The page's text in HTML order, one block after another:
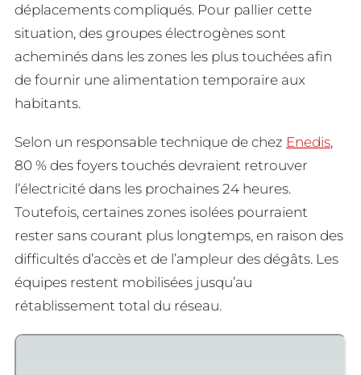
déplacements compliqués. Pour pallier cette
situation, des groupes électrogènes sont
acheminés dans les zones les plus touchées afin
de fournir une alimentation temporaire aux
habitants.
Selon un responsable technique de chez Enedis,
80 % des foyers touchés devraient retrouver
l’électricité dans les prochaines 24 heures.
Toutefois, certaines zones isolées pourraient
rester sans courant plus longtemps, en raison des
difficultés d’accès et de l’ampleur des dégâts. Les
équipes restent mobilisées jusqu’au
rétablissement total du réseau.